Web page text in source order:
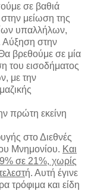
σε βαθιά
μείωση της
υπαλλήλων,
Αύξηση στην
βρεθούμε σε μία
του εισοδήματος
με την
πρώτη εκείνη
στο Διεθνές
Μνημονίου. Και
σε 21%, χωρίς
ή. Αυτή έγινε
τρόφιμα και είδη